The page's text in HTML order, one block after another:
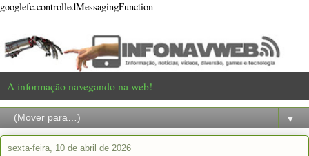
googlefc.controlledMessagingFunction
A informação navegando na web!
▼
sexta-feira, 10 de abril de 2026